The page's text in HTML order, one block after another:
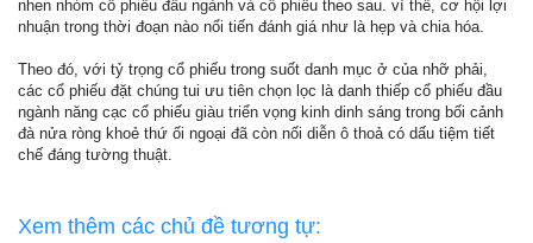
nhen nhóm cổ phiếu đầu ngành và cổ phiếu theo sau. vì thế, cơ hội lợi
nhuận trong thời đoạn nào nổi tiến đánh giá như là hẹp và chia hóa.
Theo đó, với tỷ trọng cổ phiếu trong suốt danh mục ở của nhỡ phải,
các cổ phiếu đặt chúng tui ưu tiên chọn lọc là danh thiếp cổ phiếu đầu
ngành năng cạc cổ phiếu giàu triển vọng kinh dinh sáng trong bối cảnh
đà nửa ròng khoẻ thứ ối ngoại đã còn nối diễn ô thoả có dấu tiệm tiết
chế đáng tường thuật.
Xem thêm các chủ đề tương tự: